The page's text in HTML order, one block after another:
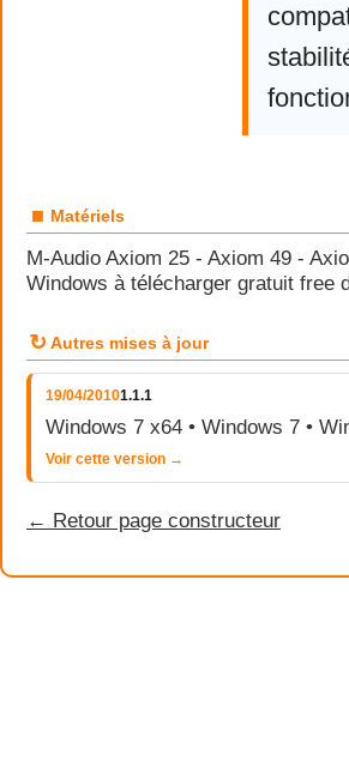
■ Matériels
M-Audio Axiom 25 - Axiom 49 -
Windows à télécharger gratuit free
↻ Autres mises à jour
19/04/20101.1.1
Windows 7 x64 • Windows 7 •
Voir cette version →
← Retour page constructeur